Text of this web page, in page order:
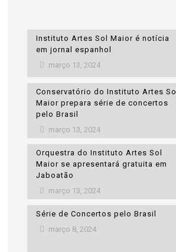
Instituto Artes Sol Maior é notícia
em jornal espanhol
março 13, 2024
Conservatório do Instituto Artes Sol
Maior prepara série de concertos
pelo Brasil
março 13, 2024
Orquestra do Instituto Artes Sol
Maior se apresentará gratuita em
Jaboatão
março 13, 2024
Série de Concertos pelo Brasil
março 8, 2024